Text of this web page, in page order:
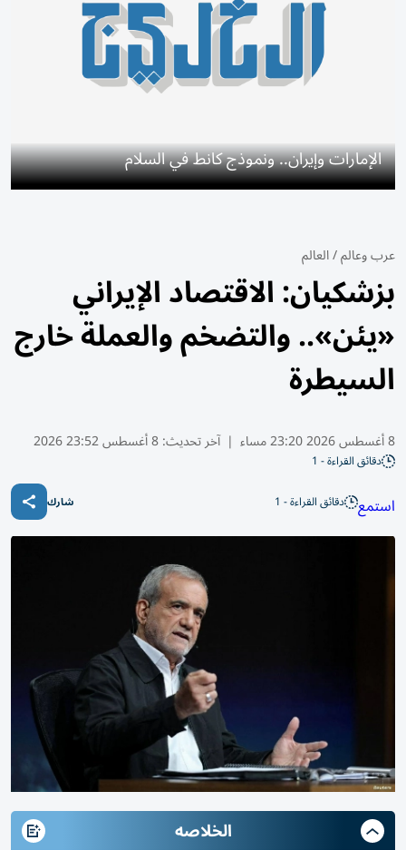
الإمارات وإيران.. ونموذج كانط في السلام
عرب وعالم/العالم
بزشكيان: الاقتصاد الإيراني
«يئن».. والتضخم والعملة خارج
السيطرة
8 أغسطس 2026 23:20 مساء | آخر تحديث:8 أغسطس 23:52 2026
دقائق القراءة - 1
استمع دقائق القراءة - 1 شارك
الخلاصه